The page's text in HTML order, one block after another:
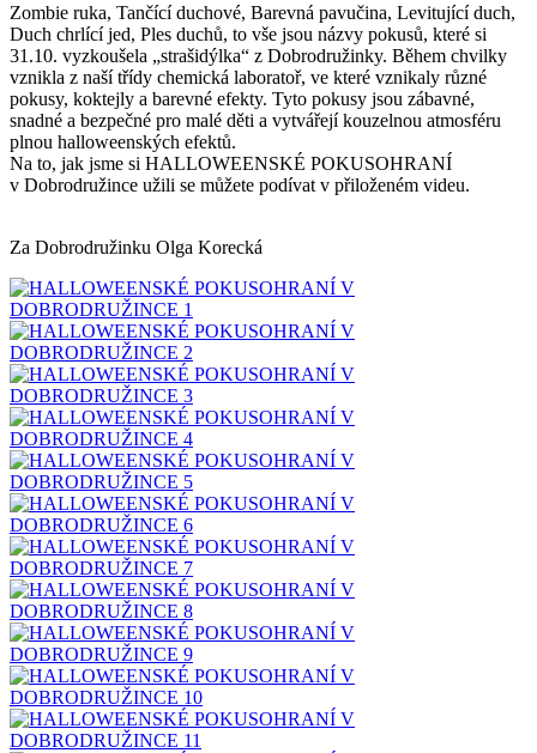
Zombie ruka, Tančící duchové, Barevná pavučina, Levitující duch,
Duch chrlící jed, Ples duchů, to vše jsou názvy pokusů, které si
31.10. vyzkoušela „strašidýlka“ z Dobrodružinky. Během chvilky
vznikla z naší třídy chemická laboratoř, ve které vznikaly různé
pokusy, koktejly a barevné efekty. Tyto pokusy jsou zábavné,
snadné a bezpečné pro malé děti a vytvářejí kouzelnou atmosféru
plnou halloweenských efektů.
Na to, jak jsme si HALLOWEENSKÉ POKUSOHRANÍ
v Dobrodružince užili se můžete podívat v přiloženém videu.
Za Dobrodružinku Olga Korecká